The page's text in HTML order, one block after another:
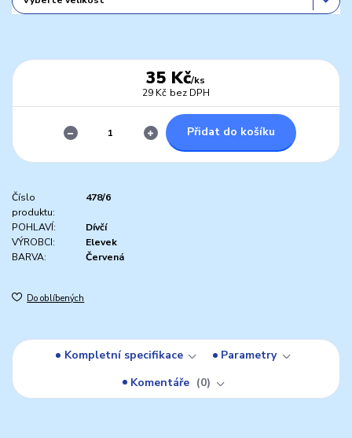
35 Kč/ks
29 Kč bez DPH
Přidat do košíku
Číslo
produktu:
478/6
POHLAVÍ:
Dívčí
VÝROBCI:
Elevek
BARVA:
Červená
Do oblíbených
Kompletní specifikace
Parametry
Komentáře
0